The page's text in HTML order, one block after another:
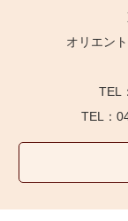
オリエン
TEL
TEL：